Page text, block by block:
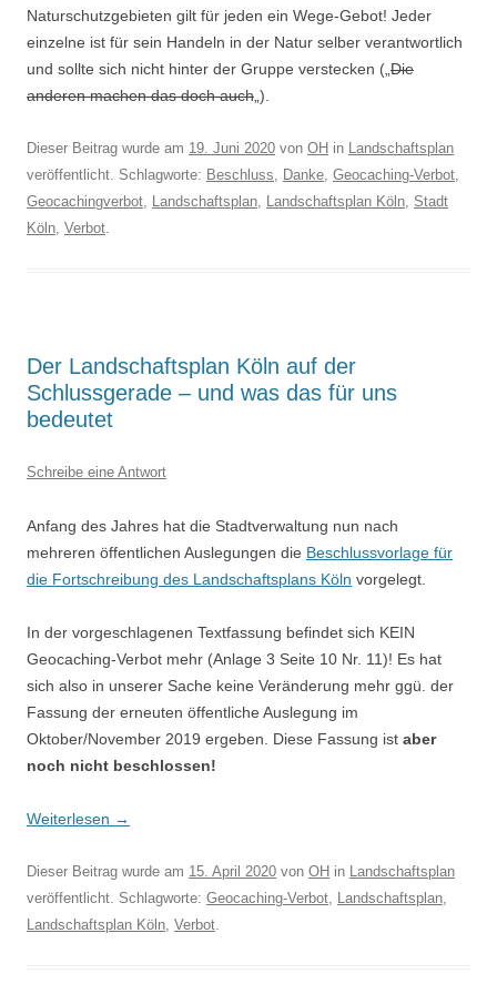
Naturschutzgebieten gilt für jeden ein Wege-Gebot! Jeder
einzelne ist für sein Handeln in der Natur selber verantwortlich
und sollte sich nicht hinter der Gruppe verstecken („Die
anderen machen das doch auch„).
Dieser Beitrag wurde am 19. Juni 2020 von OH in Landschaftsplan
veröffentlicht. Schlagworte: Beschluss, Danke, Geocaching-Verbot,
Geocachingverbot, Landschaftsplan, Landschaftsplan Köln, Stadt
Köln, Verbot.
Der Landschaftsplan Köln auf der
Schlussgerade – und was das für uns
bedeutet
Schreibe eine Antwort
Anfang des Jahres hat die Stadtverwaltung nun nach
mehreren öffentlichen Auslegungen die Beschlussvorlage für
die Fortschreibung des Landschaftsplans Köln vorgelegt.
In der vorgeschlagenen Textfassung befindet sich KEIN
Geocaching-Verbot mehr (Anlage 3 Seite 10 Nr. 11)! Es hat
sich also in unserer Sache keine Veränderung mehr ggü. der
Fassung der erneuten öffentliche Auslegung im
Oktober/November 2019 ergeben. Diese Fassung ist aber
noch nicht beschlossen!
Weiterlesen →
Dieser Beitrag wurde am 15. April 2020 von OH in Landschaftsplan
veröffentlicht. Schlagworte: Geocaching-Verbot, Landschaftsplan,
Landschaftsplan Köln, Verbot.